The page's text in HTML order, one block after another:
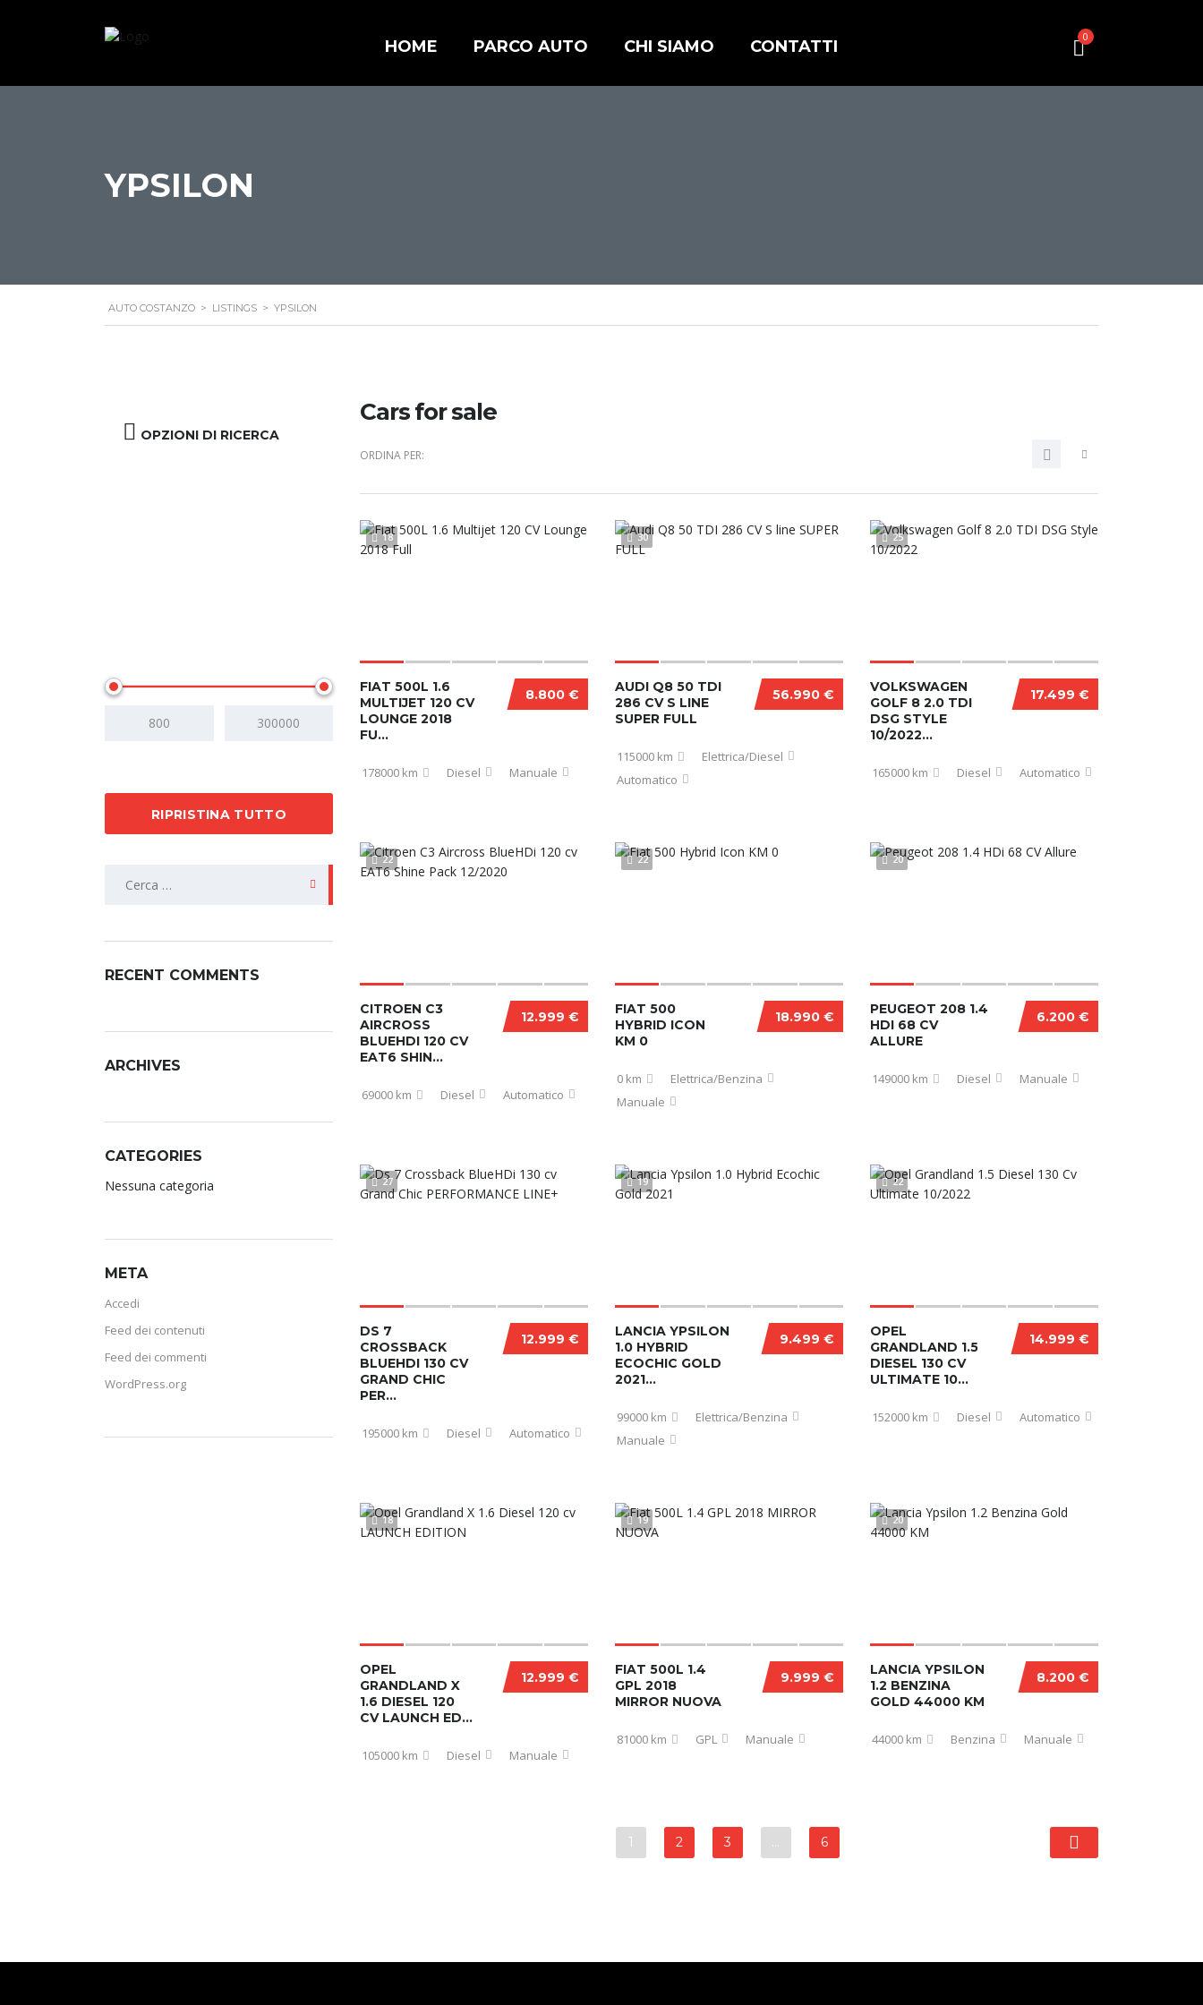
0
HOME PARCO AUTO CHI SIAMO CONTATTI
YPSILON
AUTO COSTANZO > LISTINGS > YPSILON
OPZIONI DI RICERCA
RIPRISTINA TUTTO
RECENT COMMENTS
ARCHIVES
CATEGORIES
Nessuna categoria
META
Accedi
Feed dei contenuti
Feed dei commenti
WordPress.org
Cars for sale
ORDINA PER:
18
8.800 €
FIAT 500L 1.6
MULTIJET 120 CV
LOUNGE 2018
FU...
178000 km Diesel Manuale
30
56.990 €
AUDI Q8 50 TDI
286 CV S LINE
SUPER FULL
115000 km
Elettrica/Diesel
Automatico
25
17.499 €
VOLKSWAGEN
GOLF 8 2.0 TDI
DSG STYLE
10/2022...
165000 km Diesel Automatico
22
12.999 €
CITROEN C3
AIRCROSS
BLUEHDI 120 CV
EAT6 SHIN...
69000 km Diesel Automatico
22
18.990 €
FIAT 500
HYBRID ICON
KM 0
0 km
Elettrica/Benzina
Manuale
20
6.200 €
PEUGEOT 208 1.4
HDI 68 CV
ALLURE
149000 km Diesel Manuale
27
12.999 €
DS 7
CROSSBACK
BLUEHDI 130 CV
GRAND CHIC
PER...
195000 km Diesel Automatico
19
9.499 €
LANCIA YPSILON
1.0 HYBRID
ECOCHIC GOLD
2021...
99000 km
Elettrica/Benzina
Manuale
22
14.999 €
OPEL
GRANDLAND 1.5
DIESEL 130 CV
ULTIMATE 10...
152000 km Diesel Automatico
18
12.999 €
OPEL
GRANDLAND X
1.6 DIESEL 120
CV LAUNCH ED...
105000 km Diesel Manuale
19
9.999 €
FIAT 500L 1.4
GPL 2018
MIRROR NUOVA
81000 km GPL Manuale
20
8.200 €
LANCIA YPSILON
1.2 BENZINA
GOLD 44000 KM
44000 km Benzina Manuale
1 2 3 … 6